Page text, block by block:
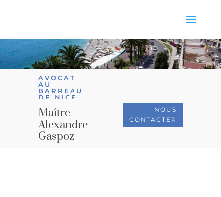
AVOCAT
AU
BARREAU
DE NICE
Maître
Alexandre
Gaspoz
NOUS
CONTACTER